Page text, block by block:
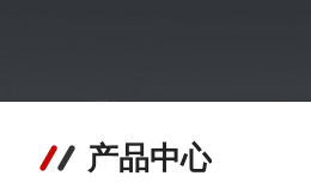
产品中心